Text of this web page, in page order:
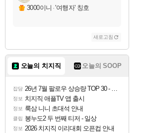
3000이니 ·'여행자' 칭호
새로고침
오늘의 치지직 오늘의 SOOP
잡담 26년 7월 팔로우 상승량 TOP 30 - 월간 치지직
정보 치지직 애플TV 앱 출시
정보 룩삼 니니 초대석 안내
클립 봉누도2 두 번째 티저 - 일상
정보 2026 치지직 이리대회 오픈컵 안내